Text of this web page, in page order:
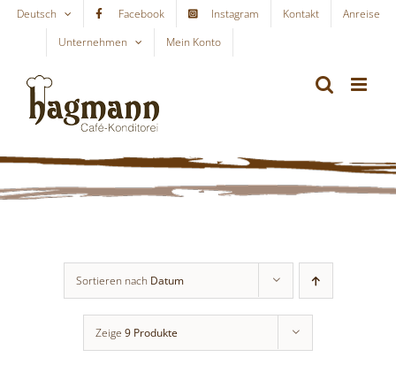
Skip
content
Deutsch Facebook Instagram Kontakt
Anreise
Unternehmen
Mein Konto
Sortieren nach Datum
Zeige 9 Produkte